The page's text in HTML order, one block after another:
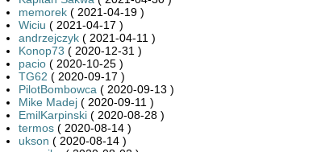
memorek( 2021-04-19 )
Wiciu ( 2021-04-17 )
andrzejczyk( 2021-04-11 )
Konop73 ( 2020-12-31 )
pacio( 2020-10-25 )
TG62 ( 2020-09-17 )
PilotBombowca ( 2020-09-13 )
Mike Madej( 2020-09-11 )
EmilKarpinski( 2020-08-28 )
termos( 2020-08-14 )
ukson ( 2020-08-14 )